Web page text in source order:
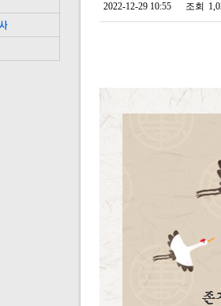
2022-12-29 10:55 조회